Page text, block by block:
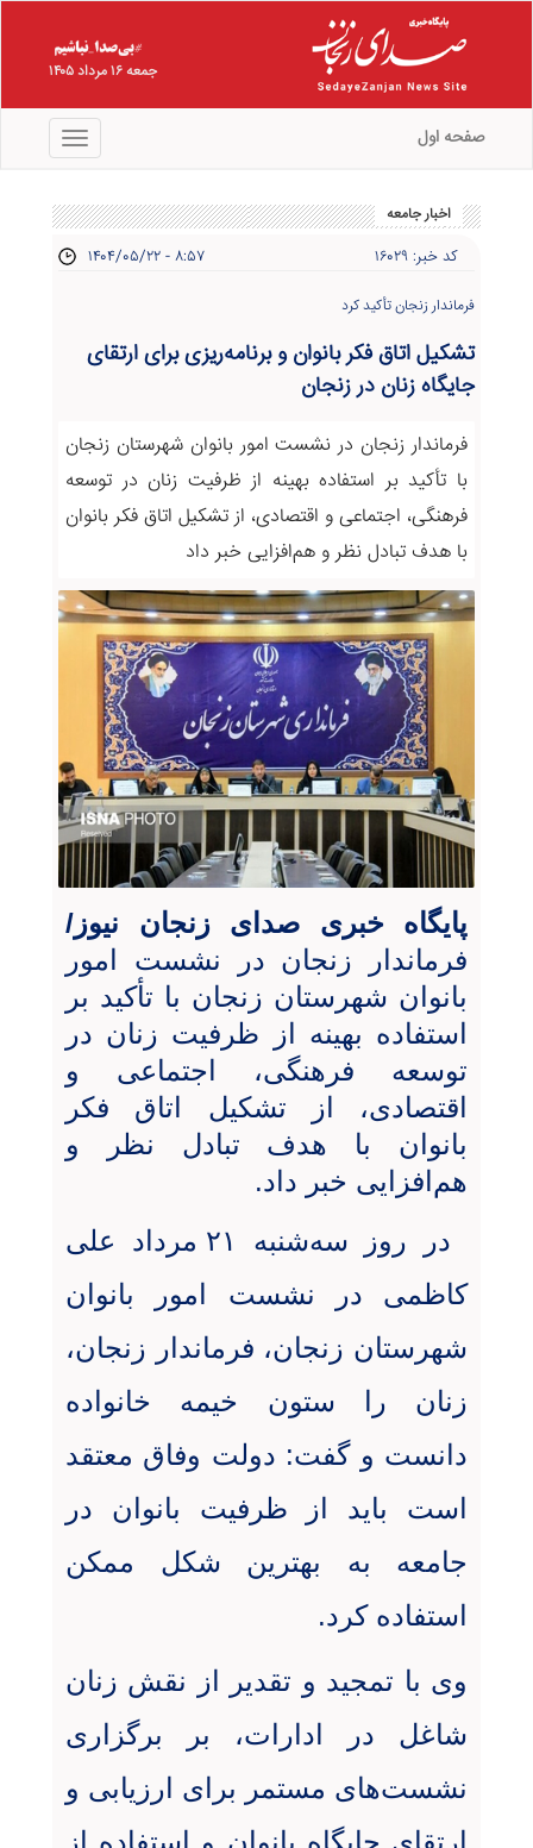
جمعه ۱۶ مرداد ۱۴۰۵
منو صفحه اول
اخبار جامعه
کد خبر: ۱۶۰۲۹ ۱۴۰۴/۰۵/۲۲ - ۸:۵۷
فرماندار زنجان تأکید کرد
تشکیل اتاق فکر بانوان و برنامه‌ریزی برای ارتقای
جایگاه زنان در زنجان
فرماندار زنجان در نشست امور بانوان شهرستان زنجان
با تأکید بر استفاده بهینه از ظرفیت زنان در توسعه
فرهنگی، اجتماعی و اقتصادی، از تشکیل اتاق فکر بانوان
با هدف تبادل نظر و هم‌افزایی خبر داد
پایگاه خبری صدای زنجان نیوز/
فرماندار زنجان در نشست امور
بانوان شهرستان زنجان با تأکید بر
استفاده بهینه از ظرفیت زنان در
توسعه فرهنگی، اجتماعی و
اقتصادی، از تشکیل اتاق فکر
بانوان با هدف تبادل نظر و
هم‌افزایی خبر داد.
در روز سه‌شنبه ۲۱ مرداد علی
کاظمی در نشست امور بانوان
شهرستان زنجان، فرماندار زنجان،
زنان را ستون خیمه خانواده
دانست و گفت: دولت وفاق معتقد
است باید از ظرفیت بانوان در
جامعه به بهترین شکل ممکن
استفاده کرد.
وی با تمجید و تقدیر از نقش زنان
شاغل در ادارات، بر برگزاری
نشست‌های مستمر برای ارزیابی و
ارتقای جایگاه بانوان و استفاده از